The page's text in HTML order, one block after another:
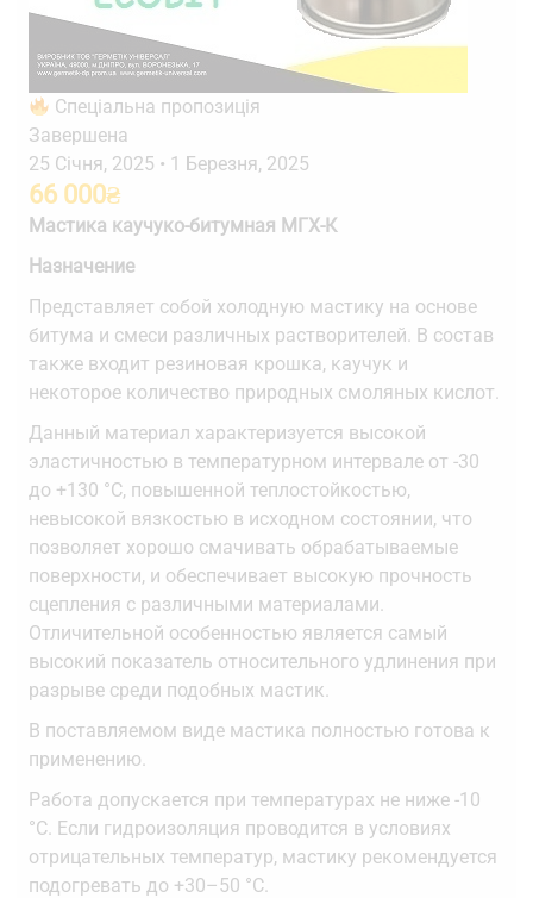
Спеціальна пропозиція
Завершена
25 Січня, 2025 • 1 Березня, 2025
66 000₴
Мастика каучуко-битумная МГХ-К
Назначение
Представляет собой холодную мастику на основе
битума и смеси различных растворителей. В состав
также входит резиновая крошка, каучук и
некоторое количество природных смоляных кислот.
Данный материал характеризуется высокой
эластичностью в температурном интервале от -30
до +130 °С, повышенной теплостойкостью,
невысокой вязкостью в исходном состоянии, что
позволяет хорошо смачивать обрабатываемые
поверхности, и обеспечивает высокую прочность
сцепления с различными материалами.
Отличительной особенностью является самый
высокий показатель относительного удлинения при
разрыве среди подобных мастик.
В поставляемом виде мастика полностью готова к
применению.
Работа допускается при температурах не ниже -10
°С. Если гидроизоляция проводится в условиях
отрицательных температур, мастику рекомендуется
подогревать до +30–50 °С.